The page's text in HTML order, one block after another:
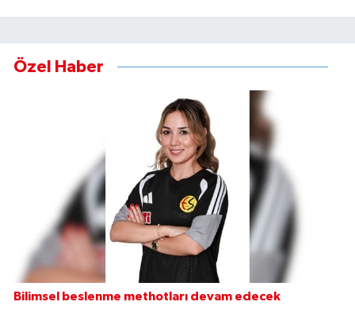
Özel Haber
Bilimsel beslenme methotları devam edecek